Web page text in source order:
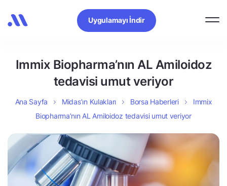
Uygulamayı İndir
Immix Biopharma’nın AL Amiloidoz
tedavisi umut veriyor
Ana Sayfa Midas’ın Kulakları Borsa Haberleri
Immix
Biopharma’nın AL Amiloidoz tedavisi umut veriyor